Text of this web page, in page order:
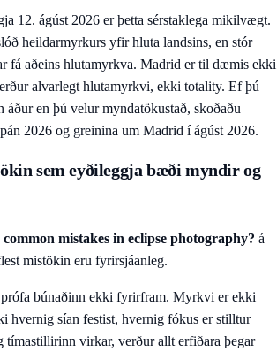
12. ágúst 2026 er þetta sérstaklega mikilvægt.
heildarmyrkurs yfir hluta landsins, en stór
fá aðeins hlutamyrkva. Madrid er til dæmis ekki
alvarlegt hlutamyrkvi, ekki totality. Ef þú
áður en þú velur myndatökustað, skoðaðu
2026 og greinina um Madrid í ágúst 2026.
sem eyðileggja bæði myndir og
mistakes in eclipse photography? á
mistökin eru fyrirsjáanleg.
prófa búnaðinn ekki fyrirfram. Myrkvi er ekki
hvernig sían festist, hvernig fókus er stilltur
tímastillirinn virkar, verður allt erfiðara þegar